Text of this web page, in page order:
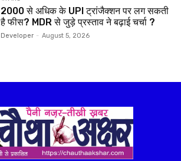
₹2000 से अधिक के UPI ट्रांजैक्शन पर लग सकती
है फीस? MDR से जुड़े प्रस्ताव ने बढ़ाई चर्चा ?
Developer - August 5, 2026